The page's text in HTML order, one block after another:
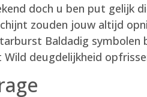
doch u ben put gelijk
zouden jouw altijd
Baldadig symbolen
deugdelijkheid